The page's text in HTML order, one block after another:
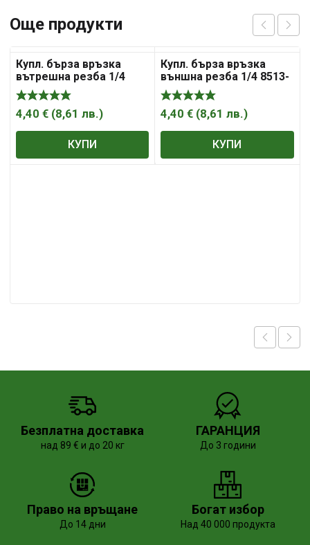
Още продукти
Купл. бърза връзка
вътрешна резба 1/4
8512- 2Q
4,40 € (8,61 лв.)
КУПИ
Купл. бърза връзка
външна резба 1/4 8513-
2Q
4,40€ (8,61лв.)
КУПИ
Безплатна доставка
над 89 € и до 20 кг
ГАРАНЦИЯ
До 3 години
Право на връщане
До 14 дни
Богат избор
Над 40 000 продукта